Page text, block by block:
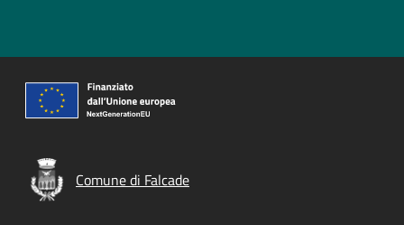
Comune di Falcade